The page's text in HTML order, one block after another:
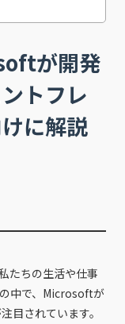
が開発
トフレ
に解説
たちの生活や仕事
中で、Microsoftが
目されています。